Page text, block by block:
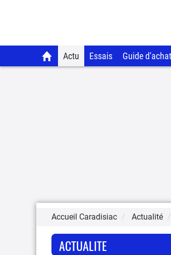
Actu Essais Guide d'achat
Accueil Caradisiac Actualité
ACTUALITE